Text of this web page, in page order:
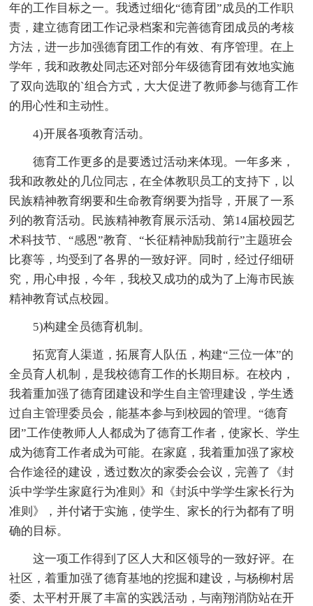
年的工作目标之一。我透过细化“德育团”成员的工作职
责，建立德育团工作记录档案和完善德育团成员的考核
方法，进一步加强德育团工作的有效、有序管理。在上
学年，我和政教处同志还对部分年级德育团有效地实施
了双向选取的`组合方式，大大促进了教师参与德育工作
的用心性和主动性。
4)开展各项教育活动。
德育工作更多的是要透过活动来体现。一年多来，
我和政教处的几位同志，在全体教职员工的支持下，以
民族精神教育纲要和生命教育纲要为指导，开展了一系
列的教育活动。民族精神教育展示活动、第14届校园艺
术科技节、“感恩”教育、“长征精神励我前行”主题班会
比赛等，均受到了各界的一致好评。同时，经过仔细研
究，用心申报，今年，我校又成功的成为了上海市民族
精神教育试点校园。
5)构建全员德育机制。
拓宽育人渠道，拓展育人队伍，构建“三位一体”的
全员育人机制，是我校德育工作的长期目标。在校内，
我着重加强了德育团建设和学生自主管理建设，学生透
过自主管理委员会，能基本参与到校园的管理。“德育
团”工作使教师人人都成为了德育工作者，使家长、学生
成为德育工作者成为可能。在家庭，我着重加强了家校
合作途径的建设，透过数次的家委会会议，完善了《封
浜中学学生家庭行为准则》和《封浜中学学生家长行为
准则》，并付诸于实施，使学生、家长的行为都有了明
确的目标。
这一项工作得到了区人大和区领导的一致好评。在
社区，着重加强了德育基地的挖掘和建设，与杨柳村居
委、太平村开展了丰富的实践活动，与南翔消防站在开